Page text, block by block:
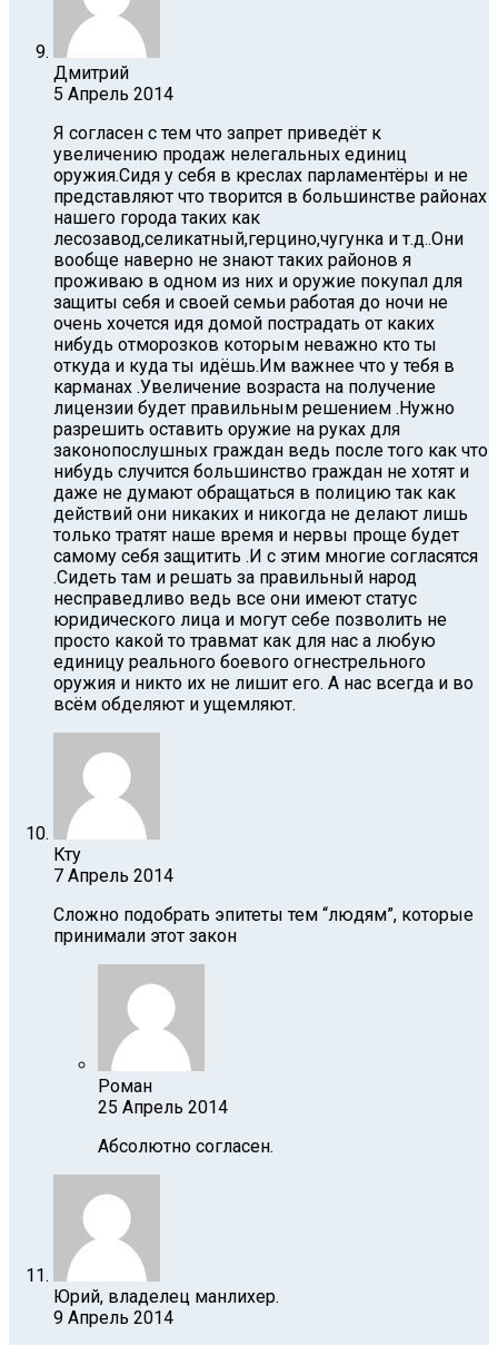
Дмитрий
5 Апрель 2014
Я согласен с тем что запрет приведёт к
увеличению продаж нелегальных единиц
оружия.Сидя у себя в креслах парламентёры и не
представляют что творится в большинстве районах
нашего города таких как
лесозавод,селикатный,герцино,чугунка и т.д..Они
вообще наверно не знают таких районов я
проживаю в одном из них и оружие покупал для
защиты себя и своей семьи работая до ночи не
очень хочется идя домой пострадать от каких
нибудь отморозков которым неважно кто ты
откуда и куда ты идёшь.Им важнее что у тебя в
карманах .Увеличение возраста на получение
лицензии будет правильным решением .Нужно
разрешить оставить оружие на руках для
законопослушных граждан ведь после того как что
нибудь случится большинство граждан не хотят и
даже не думают обращаться в полицию так как
действий они никаких и никогда не делают лишь
только тратят наше время и нервы проще будет
самому себя защитить .И с этим многие согласятся
.Cидеть там и решать за правильный народ
несправедливо ведь все они имеют статус
юридического лица и могут себе позволить не
просто какой то травмат как для нас а любую
единицу реального боевого огнестрельного
оружия и никто их не лишит его. А нас всегда и во
всём обделяют и ущемляют.
Кту
7 Апрель 2014
Сложно подобрать эпитеты тем “людям”, которые
принимали этот закон
Роман
25 Апрель 2014
Абсолютно согласен.
Юрий, владелец манлихер.
9 Апрель 2014